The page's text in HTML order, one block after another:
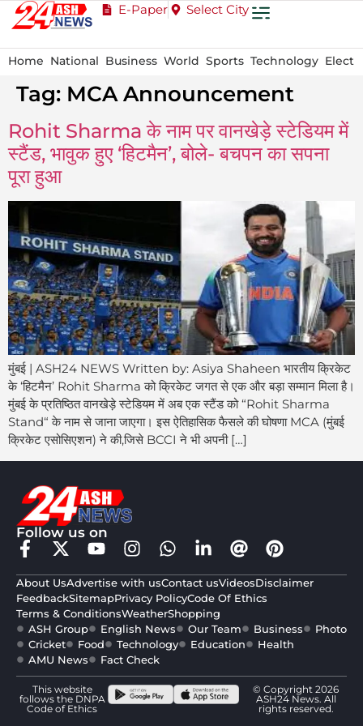
E-Paper Select City
Home National Business World Sports Technology
Tag: MCA Announcement
Rohit Sharma के नाम पर वानखेड़े स्टेडियम में
स्टैंड, भावुक हुए ‘हिटमैन’, बोले- बचपन का सपना
पूरा हुआ
मुंबई | ASH24 NEWS Written by: Asiya Shaheen भारतीय क्रिकेट
के ‘हिटमैन’ Rohit Sharma को क्रिकेट जगत से एक और बड़ा सम्मान मिला है।
मुंबई के प्रतिष्ठित वानखेड़े स्टेडियम में अब एक स्टैंड को “Rohit Sharma
Stand“ के नाम से जाना जाएगा। इस ऐतिहासिक फैसले की घोषणा MCA (मुंबई
क्रिकेट एसोसिएशन) ने की,जिसे BCCI ने भी अपनी […]
Follow us on
About UsAdvertise with usContact usVideosDisclaimer
FeedbackSitemapPrivacy PolicyCode Of Ethics
Terms & ConditionsWeatherShopping
ASH Group
English News Our Team Business
Photo
Cricket
Food Technology Education
Health
AMU News
Fact Check
This website
follows the DNPA
Code of Ethics
© Copyright 2026
ASH24 News. All
rights reserved.